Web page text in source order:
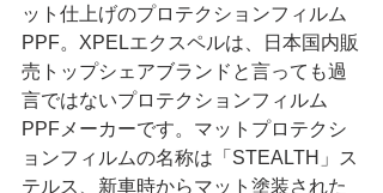
ット仕上げのプロテクションフィルム
PPF。XPELエクスペルは、日本国内販
売トップシェアブランドと言っても過
言ではないプロテクションフィルム
PPFメーカーです。マットプロテクシ
ョンフィルムの名称は「STEALTH」ス
テルス、新車時からマット塗装された